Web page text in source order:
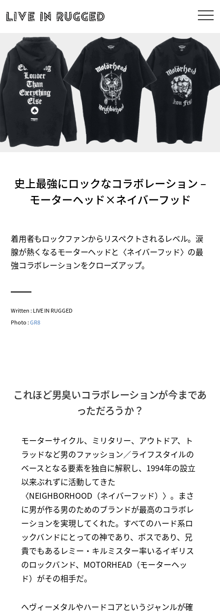
史上最強にロックなコラボレーション –
モーターヘッド×ネイバーフッド
着用者もロックファンからリスペクトされるレベル。涙
腺が熱くなるモーターヘッドと〈ネイバーフッド〉の最
強コラボレーションをクローズアップ。
Written : LIVE IN RUGGED
Photo :GR8
これほど男臭いコラボレーションが今まであ
っただろうか？
モーターサイクル、ミリタリー、アウトドア、ト
ラッドなど男のファッション／ライフスタイルの
ベースとなる要素を独自に解釈し、1994年の設立
以来ぶれずに活動してきた
〈NEIGHBORHOOD（ネイバーフッド）〉。まさ
に男が作る男のためのブランドが最高のコラボレ
ーションを実現してくれた。すべてのハード系ロ
ックバンドにとっての神であり、ボスであり、兄
貴でもあるレミー・キルミスター率いるイギリス
のロックバンド、MOTORHEAD（モーターヘッ
ド）がその相手だ。
へヴィーメタルやハードコアというジャンルが確